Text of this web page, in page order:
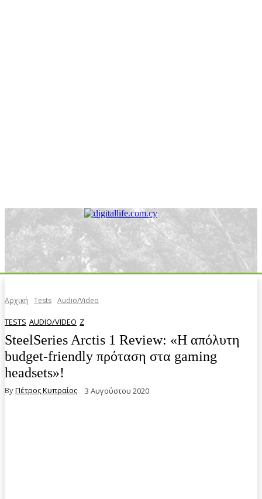
Αρχική Tests Audio/Video
TESTS AUDIO/VIDEO Z
SteelSeries Arctis 1 Review: «Η απόλυτη
budget-friendly πρόταση στα gaming
headsets»!
ByΠέτρος Κυπραίος 3 Αυγούστου 2020